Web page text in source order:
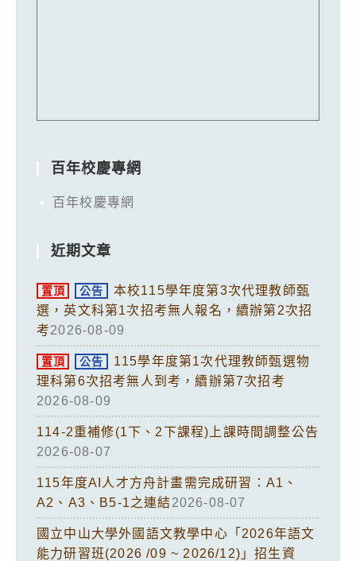
百年校慶專網
百年校慶專網
近期文章
置頂 公告
本校115學年度第3次代理教師甄
選，英文科第1次招考無人報名，續辦第2次招
考2026-08-09
置頂 公告
115學年度第1次代理教師甄選物
理科第6次招考無人到考，續辦第7次招考
2026-08-09
114-2重補修(1下、2下課程)上課時間調整公告
2026-08-07
115年度AI人才方舟計畫需完成研習：A1、
A2、A3、B5-1之連結2026-08-07
國立中山大學外國語文教學中心「2026年語文
能力研習班(2026 /09 ~ 2026/12)」招生資